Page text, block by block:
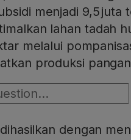
menjadi 9,5 juta
lahan tadah
melalui
produksi
dihasilkan dengan